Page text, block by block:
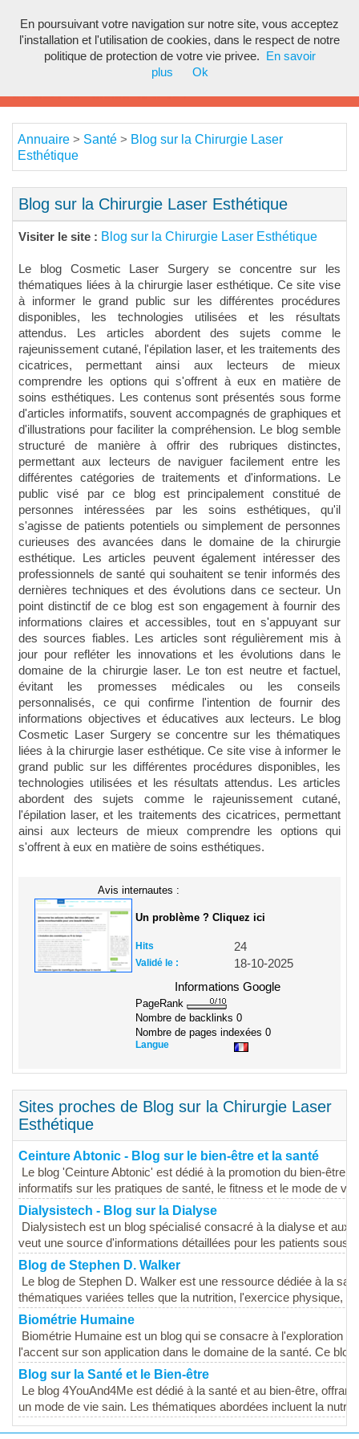
Annuaire > Santé > Blog sur la Chirurgie Laser
Esthétique
Blog sur la Chirurgie Laser Esthétique
Visiter le site : Blog sur la Chirurgie Laser Esthétique
Le blog Cosmetic Laser Surgery se concentre sur les
thématiques liées à la chirurgie laser esthétique. Ce site vise
à informer le grand public sur les différentes procédures
disponibles, les technologies utilisées et les résultats
attendus. Les articles abordent des sujets comme le
rajeunissement cutané, l'épilation laser, et les traitements des
cicatrices, permettant ainsi aux lecteurs de mieux
comprendre les options qui s'offrent à eux en matière de
soins esthétiques. Les contenus sont présentés sous forme
d'articles informatifs, souvent accompagnés de graphiques et
d'illustrations pour faciliter la compréhension. Le blog semble
structuré de manière à offrir des rubriques distinctes,
permettant aux lecteurs de naviguer facilement entre les
différentes catégories de traitements et d'informations. Le
public visé par ce blog est principalement constitué de
personnes intéressées par les soins esthétiques, qu'il
s'agisse de patients potentiels ou simplement de personnes
curieuses des avancées dans le domaine de la chirurgie
esthétique. Les articles peuvent également intéresser des
professionnels de santé qui souhaitent se tenir informés des
dernières techniques et des évolutions dans ce secteur. Un
point distinctif de ce blog est son engagement à fournir des
informations claires et accessibles, tout en s'appuyant sur
des sources fiables. Les articles sont régulièrement mis à
jour pour refléter les innovations et les évolutions dans le
domaine de la chirurgie laser. Le ton est neutre et factuel,
évitant les promesses médicales ou les conseils
personnalisés, ce qui confirme l'intention de fournir des
informations objectives et éducatives aux lecteurs. Le blog
Cosmetic Laser Surgery se concentre sur les thématiques
liées à la chirurgie laser esthétique. Ce site vise à informer le
grand public sur les différentes procédures disponibles, les
technologies utilisées et les résultats attendus. Les articles
abordent des sujets comme le rajeunissement cutané,
l'épilation laser, et les traitements des cicatrices, permettant
ainsi aux lecteurs de mieux comprendre les options qui
s'offrent à eux en matière de soins esthétiques.
Avis internautes :
Un problème ? Cliquez ici
Hits 24
Validé le :
18-10-2025
Informations Google
PageRank
Nombre de backlinks 0
Nombre de pages indexées 0
Langue
Sites proches de Blog sur la Chirurgie Laser
Esthétique
Ceinture Abtonic - Blog sur le bien-être et la santé
Le blog 'Ceinture Abtonic' est dédié à la promotion du bien-être
informatifs sur les pratiques de santé, le fitness et le mode de
Dialysistech - Blog sur la Dialyse
Dialysistech est un blog spécialisé consacré à la dialyse et
veut une source d'informations détaillées pour les patients sous
Blog de Stephen D. Walker
Le blog de Stephen D. Walker est une ressource dédiée à la
thématiques variées telles que la nutrition, l'exercice physique, la
Biométrie Humaine
Biométrie Humaine est un blog qui se consacre à l'exploration
l'accent sur son application dans le domaine de la santé. Ce blog
Blog sur la Santé et le Bien-être
Le blog 4YouAnd4Me est dédié à la santé et au bien-être,
un mode de vie sain. Les thématiques abordées incluent la
En poursuivant votre navigation sur notre site, vous acceptez
l'installation et l'utilisation de cookies, dans le respect de notre
politique de protection de votre vie privee.
En savoir
plus
Ok